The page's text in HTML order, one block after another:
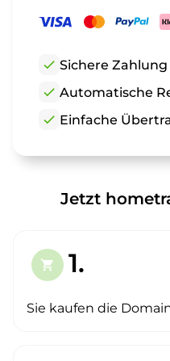
check Sichere
check Automatische
check Einfache
Jetzt
shopping_cart 1.
Sie kaufen die